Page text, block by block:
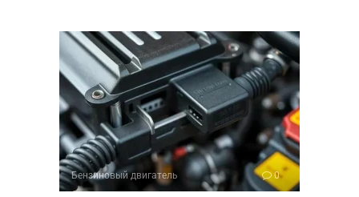
Бензиновый двигатель 0